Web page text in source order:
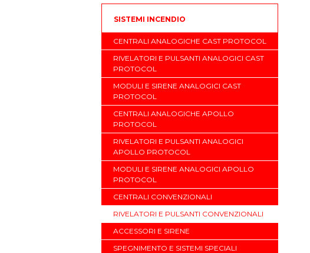
SISTEMI INCENDIO
CENTRALI ANALOGICHE CAST PROTOCOL
RIVELATORI E PULSANTI ANALOGICI CAST
PROTOCOL
MODULI E SIRENE ANALOGICI CAST
PROTOCOL
CENTRALI ANALOGICHE APOLLO
PROTOCOL
RIVELATORI E PULSANTI ANALOGICI
APOLLO PROTOCOL
MODULI E SIRENE ANALOGICI APOLLO
PROTOCOL
CENTRALI CONVENZIONALI
RIVELATORI E PULSANTI CONVENZIONALI
ACCESSORI E SIRENE
SPEGNIMENTO E SISTEMI SPECIALI